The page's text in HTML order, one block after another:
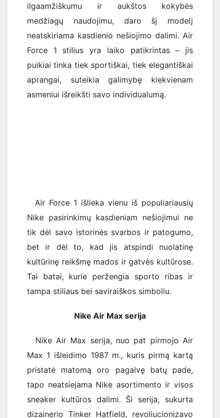
ilgaamžiškumu ir aukštos kokybės
medžiagų naudojimu, daro šį modelį
neatskiriama kasdienio nešiojimo dalimi. Air
Force 1 stilius yra laiko patikrintas – jis
puikiai tinka tiek sportiškai, tiek elegantiškai
aprangai, suteikia galimybę kiekvienam
asmeniui išreikšti savo individualumą.
Air Force 1 išlieka vienu iš populiariausių
Nike pasirinkimų kasdieniam nešiojimui ne
tik dėl savo istorinės svarbos ir patogumo,
bet ir dėl to, kad jis atspindi nuolatinę
kultūrinę reikšmę mados ir gatvės kultūrose.
Tai batai, kurie peržengia sporto ribas ir
tampa stiliaus bei saviraiškos simboliu.
Nike Air Max serija
Nike Air Max serija, nuo pat pirmojo Air
Max 1 išleidimo 1987 m., kuris pirmą kartą
pristatė matomą oro pagalvę batų pade,
tapo neatsiejama Nike asortimento ir visos
sneaker kultūros dalimi. Ši serija, sukurta
dizainerio Tinker Hatfield, revoliucionizavo